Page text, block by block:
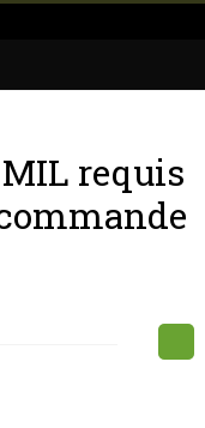
requis